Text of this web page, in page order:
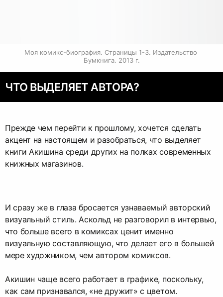
Моя комикс-биография. Страницы 1-3. Издательство
Бумкнига. 2013 г.
ЧТО ВЫДЕЛЯЕТ АВТОРА?
Прежде чем перейти к прошлому, хочется сделать
акцент на настоящем и разобраться, что выделяет
книги Акишина среди других на полках современных
книжных магазинов.
И сразу же в глаза бросается узнаваемый авторский
визуальный стиль. Аскольд не разговорил в интервью,
что больше всего в комиксах ценит именно
визуальную составляющую, что делает его в большей
мере художником, чем автором комиксов.
Акишин чаще всего работает в графике, поскольку,
как сам признавался, «не дружит» с цветом.